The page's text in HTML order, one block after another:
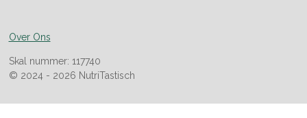
Over Ons
Skal nummer: 117740
© 2024 - 2026 NutriTastisch